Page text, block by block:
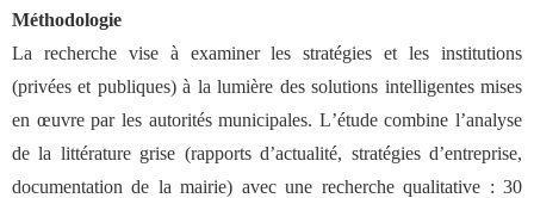
Méthodologie
La recherche vise à examiner les stratégies et les institutions
(privées et publiques) à la lumière des solutions intelligentes mises
en œuvre par les autorités municipales. L’étude combine l’analyse
de la littérature grise (rapports d’actualité, stratégies d’entreprise,
documentation de la mairie) avec une recherche qualitative : 30